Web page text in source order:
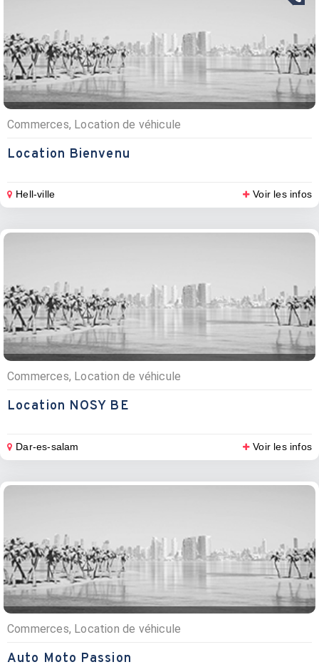
Commerces, Location de véhicule
Location Bienvenu
Hell-ville Voir les infos
Commerces, Location de véhicule
Location NOSY BE
Dar-es-salam Voir les infos
Commerces, Location de véhicule
Auto Moto Passion